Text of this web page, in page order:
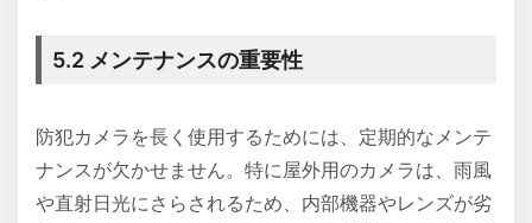
5.2 メンテナンスの重要性
防犯カメラを長く使用するためには、定期的なメンテ
ナンスが欠かせません。特に屋外用のカメラは、雨風
や直射日光にさらされるため、内部機器やレンズが劣